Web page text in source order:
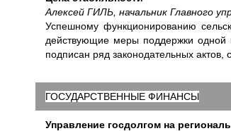
Алексей ГИЛЬ, начальник Главного
Успешному функционированию
действующие меры поддержки одной
подписан ряд законодательных
ГОСУДАРСТВЕННЫЕ ФИНАНСЫ
Управление госдолгом на